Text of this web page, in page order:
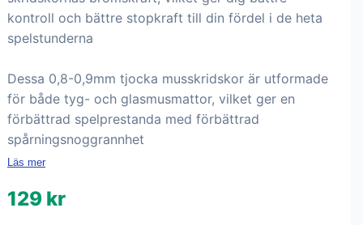
kontroll och bättre stopkraft till din fördel i de heta
spelstunderna
Dessa 0,8-0,9mm tjocka musskridskor är utformade
för både tyg- och glasmusmattor, vilket ger en
förbättrad spelprestanda med förbättrad
spårningsnoggrannhet
Läs mer
129 kr